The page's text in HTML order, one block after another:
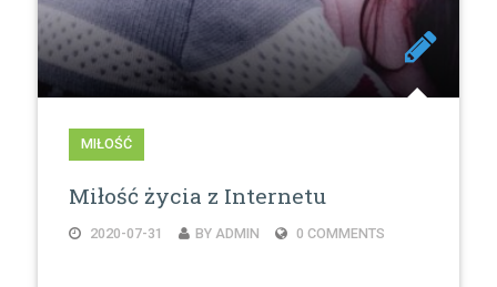
MIŁOŚĆ
Miłość życia z Internetu
2020-07-31 BY ADMIN 0 COMMENTS